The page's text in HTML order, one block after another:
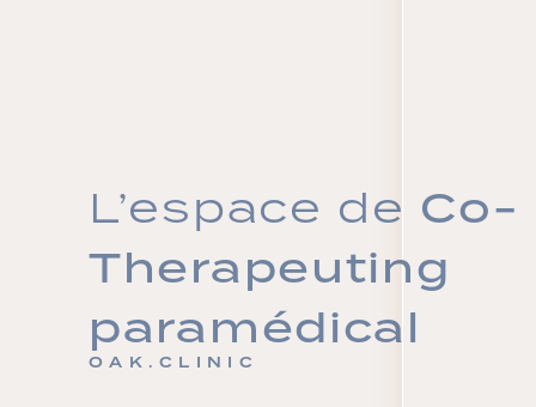
L’espace deCo-
Therapeuting
paramédical